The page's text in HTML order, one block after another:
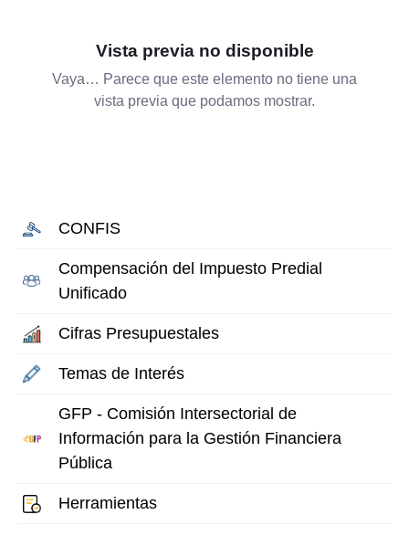
Vista previa no disponible
Vaya… Parece que este elemento no tiene una
vista previa que podamos mostrar.
CONFIS
Compensación del Impuesto Predial
Unificado
Cifras Presupuestales
Temas de Interés
GFP - Comisión Intersectorial de
Información para la Gestión Financiera
Pública
Herramientas